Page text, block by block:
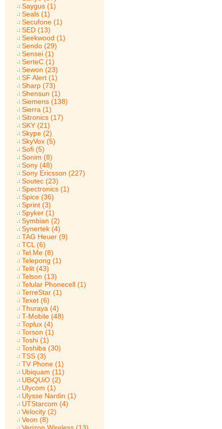
Saygus (1)
Seals (1)
Secufone (1)
SED (13)
Seekwood (1)
Sendo (29)
Sensei (1)
SerteC (1)
Sewon (23)
SF Alert (1)
Sharp (73)
Shensun (1)
Siemens (138)
Sierra (1)
Sitronics (17)
SKY (21)
Skype (2)
SkyVox (5)
Sofi (5)
Sonim (8)
Sony (48)
Sony Ericsson (227)
Soutec (23)
Spectronics (1)
Spice (36)
Sprint (3)
Spyker (1)
Symbian (2)
Synertek (4)
TAG Heuer (9)
TCL (6)
Tel.Me (8)
Telepong (1)
Telit (43)
Telson (13)
Telular Phonecell (1)
TerreStar (1)
Texet (6)
Thuraya (4)
T-Mobile (48)
Toplux (4)
Torson (1)
Toshi (1)
Toshiba (30)
TSS (3)
TV Phone (1)
Ubiquam (11)
UBiQUiO (2)
Ulycom (1)
Ulysse Nardin (1)
UTStarcom (4)
Velocity (2)
Veon (8)